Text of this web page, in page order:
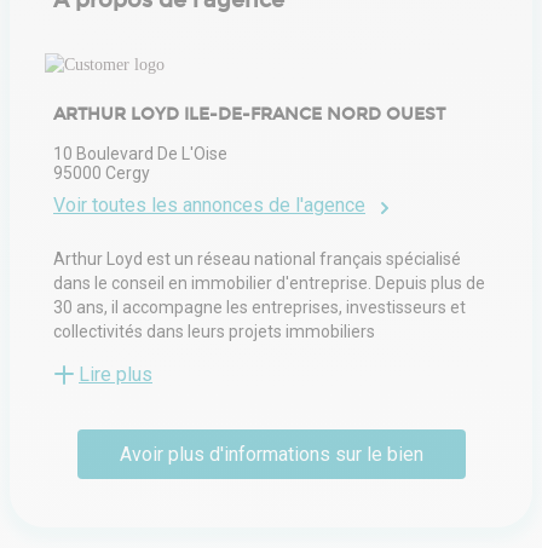
ARTHUR LOYD ILE-DE-FRANCE NORD OUEST
10 Boulevard De L'Oise
95000 Cergy
Voir toutes les annonces de l'agence
Arthur Loyd est un réseau national français spécialisé
dans le conseil en immobilier d'entreprise. Depuis plus de
30 ans, il accompagne les entreprises, investisseurs et
collectivités dans leurs projets immobiliers
territoire, Arthur Loyd offre une couverture
adaptés aux besoins spécifiques de chaque client.
Lire plus
Avoir plus d'informations sur le bien